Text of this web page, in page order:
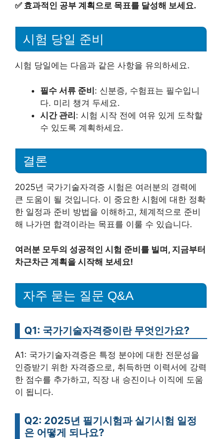
✅ 효과적인 공부 계획으로 목표를 달성해 보세요.
시험 당일 준비
시험 당일에는 다음과 같은 사항을 유의하세요.
필수 서류 준비: 신분증, 수험표는 필수입니
다. 미리 챙겨 두세요.
시간 관리: 시험 시작 전에 여유 있게 도착할
수 있도록 계획하세요.
결론
2025년 국가기술자격증 시험은 여러분의 경력에
큰 도움이 될 것입니다. 이 중요한 시험에 대한 정확
한 일정과 준비 방법을 이해하고, 체계적으로 준비
해 나가면 합격이라는 목표를 이룰 수 있습니다.
여러분 모두의 성공적인 시험 준비를 빌며, 지금부터
차근차근 계획을 시작해 보세요!
자주 묻는 질문 Q&A
Q1: 국가기술자격증이란 무엇인가요?
A1: 국가기술자격증은 특정 분야에 대한 전문성을
인증받기 위한 자격증으로, 취득하면 이력서에 강력
한 점수를 추가하고, 직장 내 승진이나 이직에 도움
이 됩니다.
Q2: 2025년 필기시험과 실기시험 일정
은 어떻게 되나요?